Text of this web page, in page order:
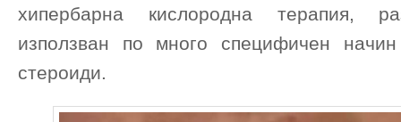
хипербарна кислородна терапия,
използван по много специфичен
стероиди.